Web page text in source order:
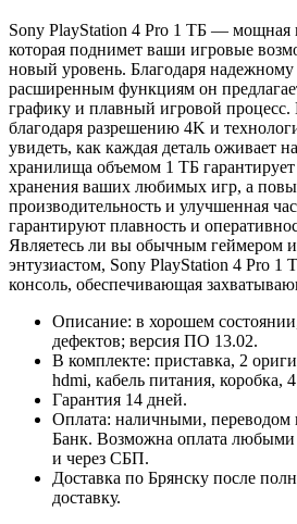
Sony PlayStation 4 Pro 1 ТБ — мощная
которая поднимет ваши игровые
новый уровень. Благодаря
расширенным функциям он
графику и плавный игровой процесс.
благодаря разрешению 4K и
увидеть, как каждая деталь оживает
хранилища объемом 1 ТБ гарантирует
хранения ваших любимых игр, а
производительность и улучшенная
гарантируют плавность и
Являетесь ли вы обычным геймером
энтузиастом, Sony PlayStation 4 Pro 1
консоль, обеспечивающая
Описание: в хорошем
дефектов; версия ПО 13.02.
В комплекте: приставка, 2
hdmi, кабель питания, коробка,
Гарантия 14 дней.
Оплата: наличными, переводом
Банк. Возможна оплата любыми
и через СБП.
Доставка по Брянску после
доставку.